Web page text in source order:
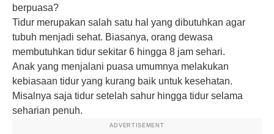
berpuasa?
Tidur merupakan salah satu hal yang dibutuhkan agar
tubuh menjadi sehat. Biasanya, orang dewasa
membutuhkan tidur sekitar 6 hingga 8 jam sehari.
Anak yang menjalani puasa umumnya melakukan
kebiasaan tidur yang kurang baik untuk kesehatan.
Misalnya saja tidur setelah sahur hingga tidur selama
seharian penuh.
ADVERTISEMENT